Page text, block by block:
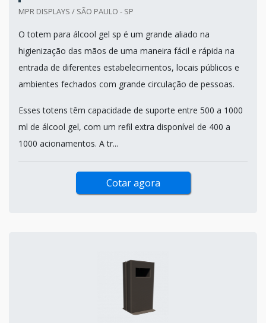
MPR DISPLAYS / SÃO PAULO - SP
O totem para álcool gel sp é um grande aliado na
higienização das mãos de uma maneira fácil e rápida na
entrada de diferentes estabelecimentos, locais públicos e
ambientes fechados com grande circulação de pessoas.
Esses totens têm capacidade de suporte entre 500 a 1000
ml de álcool gel, com um refil extra disponível de 400 a
1000 acionamentos. A tr...
Cotar agora